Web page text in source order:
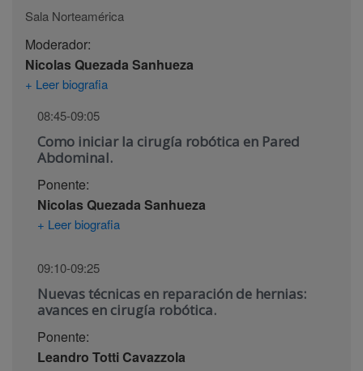
Sala Norteamérica
Moderador:
Nicolas Quezada Sanhueza
+ Leer biografia
08:45-09:05
Como iniciar la cirugía robótica en Pared
Abdominal.
Ponente:
Nicolas Quezada Sanhueza
+ Leer biografia
09:10-09:25
Nuevas técnicas en reparación de hernias:
avances en cirugía robótica.
Ponente:
Leandro Totti Cavazzola